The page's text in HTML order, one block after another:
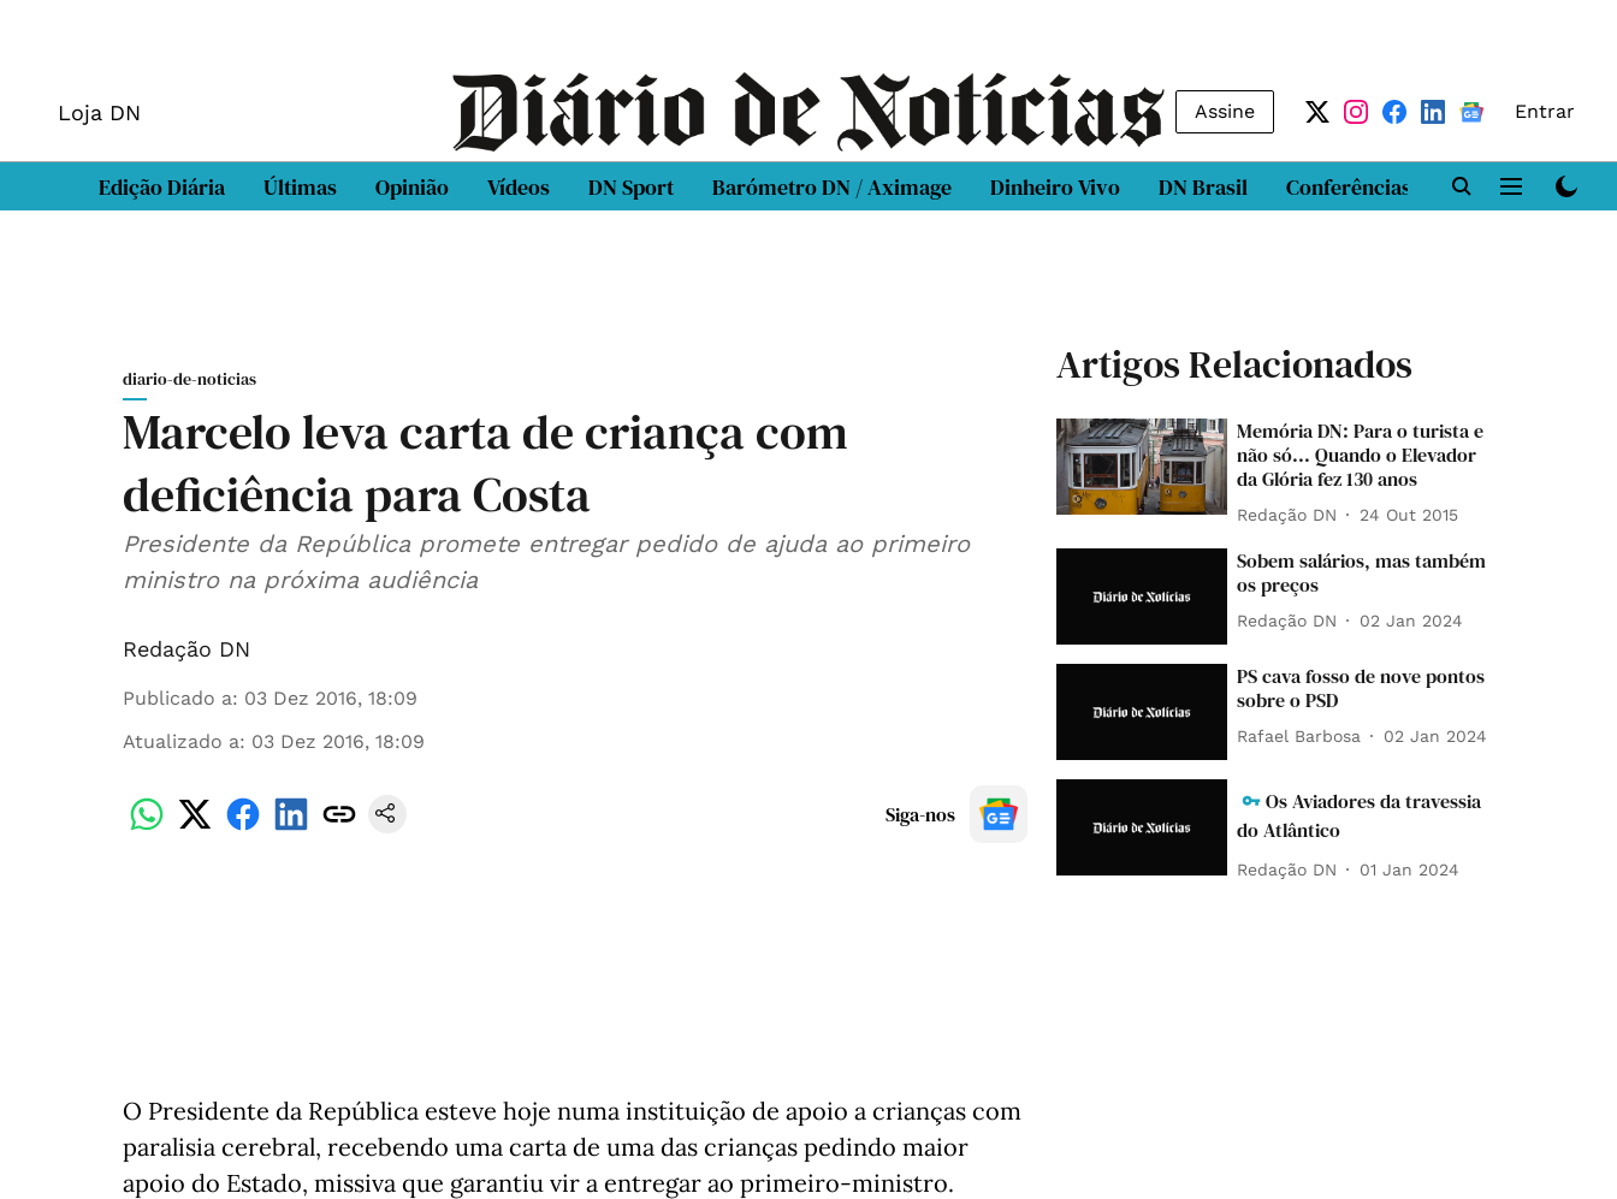
Loja DN Assine Entrar
Edição Diária Últimas Opinião Vídeos DN Sport Barómetro DN / Aximage Dinheiro Vivo DN Brasil Conferências DN LAB
diario-de-noticias
Marcelo leva carta de criança com
deficiência para Costa
Presidente da República promete entregar pedido de ajuda ao primeiro
ministro na próxima audiência
Redação DN
Publicado a: 03 Dez 2016, 18:09
Atualizado a: 03 Dez 2016, 18:09
Siga-nos
O Presidente da República esteve hoje numa instituição de apoio a crianças com
paralisia cerebral, recebendo uma carta de uma das crianças pedindo maior
apoio do Estado, missiva que garantiu vir a entregar ao primeiro-ministro.
Artigos Relacionados
Memória DN: Para o turista e
não só... Quando o Elevador
da Glória fez 130 anos
Redação DN 24 Out 2015
Sobem salários, mas também
os preços
Redação DN 02 Jan 2024
PS cava fosso de nove pontos
sobre o PSD
Rafael Barbosa 02 Jan 2024
Os Aviadores da travessia
do Atlântico
Redação DN 01 Jan 2024